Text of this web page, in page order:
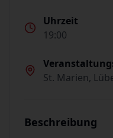
Uhrzeit
19:00
St. Marien,
Beschreibung